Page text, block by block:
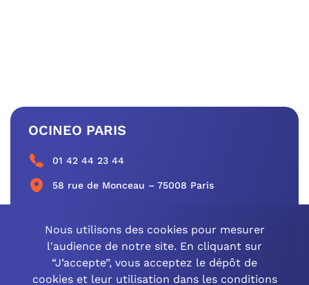
OCINEO PARIS
01 42 44 23 44
58 rue de Monceau – 75008 Paris
CONTACTEZ-NOUS
Nous utilisons des cookies pour mesurer
l'audience de notre site. En cliquant sur
“J’accepte”, vous acceptez le dépôt de
cookies et leur utilisation dans les conditions